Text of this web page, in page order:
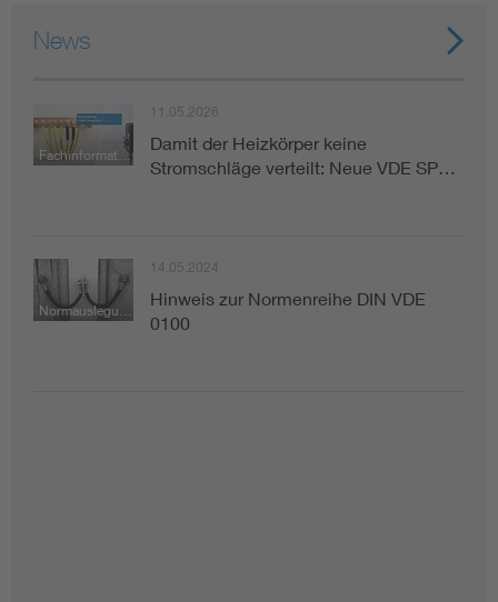
News
Fachinformation
11.05.2026
Damit der Heizkörper keine
Stromschläge verteilt: Neue VDE SP…
14.05.2024
Hinweis zur Normenreihe DIN VDE
0100